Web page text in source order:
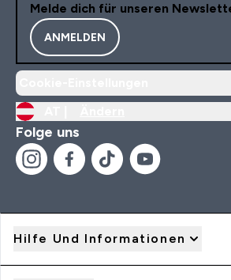
Melde dich für unseren
ANMELDEN
Folge uns
Hilfe Und Informationen